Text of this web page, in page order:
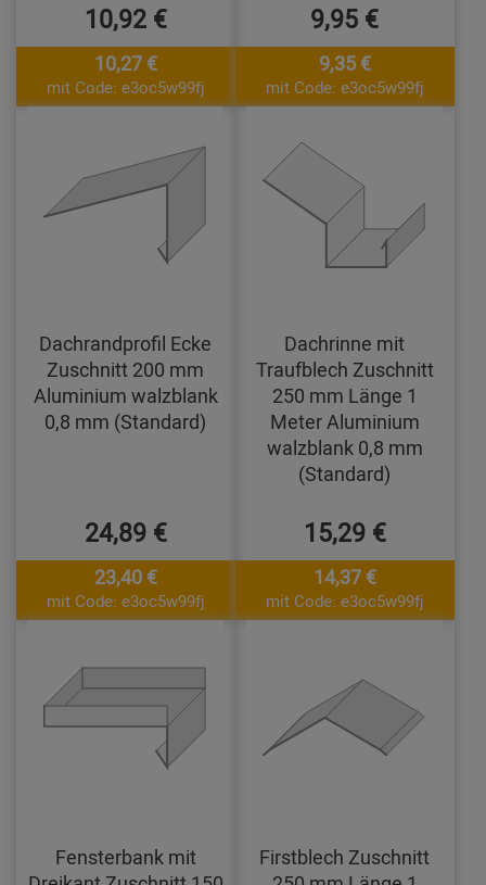
10,92 €
10,27 €
mit Code: e3oc5w99fj
9,95 €
9,35 €
mit Code: e3oc5w99fj
Dachrandprofil Ecke
Zuschnitt 200 mm
Aluminium walzblank
0,8 mm (Standard)
24,89 €
23,40 €
mit Code: e3oc5w99fj
Dachrinne mit
Traufblech Zuschnitt
250 mm Länge 1
Meter Aluminium
walzblank 0,8 mm
(Standard)
15,29 €
14,37 €
mit Code: e3oc5w99fj
Fensterbank mit
Firstblech Zuschnitt